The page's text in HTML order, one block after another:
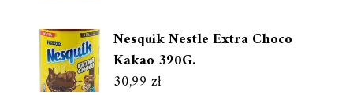
Nesquik Nestle Extra Choco
Kakao 390G.
30,99 zł